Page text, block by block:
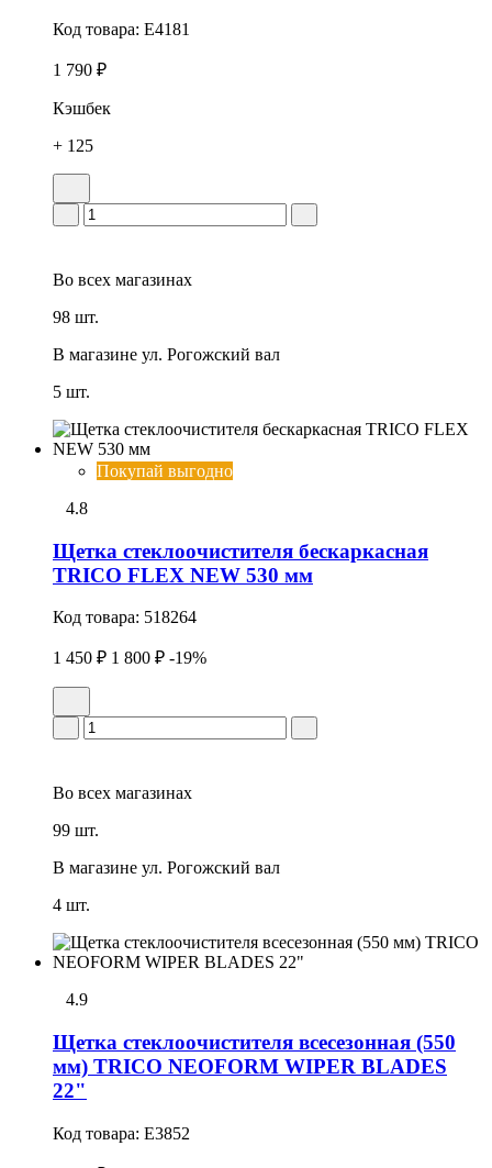
Код товара: E4181
1 790 ₽
Кэшбек
+ 125
Во всех магазинах
98 шт.
В магазине ул. Рогожский вал
5 шт.
Покупай выгодно
4.8
Щетка стеклоочистителя бескаркасная
TRICO FLEX NEW 530 мм
Код товара: 518264
1 450 ₽ 1 800 ₽ -19%
Во всех магазинах
99 шт.
В магазине ул. Рогожский вал
4 шт.
4.9
Щетка стеклоочистителя всесезонная (550
мм) TRICO NEOFORM WIPER BLADES
22"
Код товара: E3852